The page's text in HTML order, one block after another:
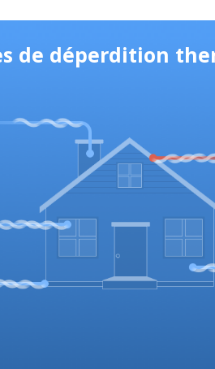
de déperdition